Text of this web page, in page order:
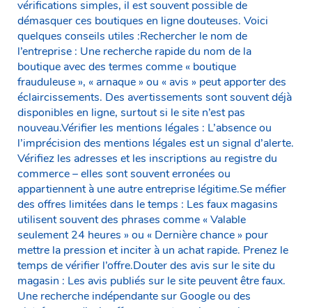
vérifications simples, il est souvent possible de
démasquer ces boutiques en ligne douteuses. Voici
quelques conseils utiles :Rechercher le nom de
l’entreprise : Une recherche rapide du nom de la
boutique avec des termes comme « boutique
frauduleuse », « arnaque » ou « avis » peut apporter des
éclaircissements. Des avertissements sont souvent déjà
disponibles en ligne, surtout si le site n’est pas
nouveau.Vérifier les mentions légales : L’absence ou
l’imprécision des mentions légales est un signal d’alerte.
Vérifiez les adresses et les inscriptions au registre du
commerce – elles sont souvent erronées ou
appartiennent à une autre entreprise légitime.Se méfier
des offres limitées dans le temps : Les faux magasins
utilisent souvent des phrases comme « Valable
seulement 24 heures » ou « Dernière chance » pour
mettre la pression et inciter à un achat rapide. Prenez le
temps de vérifier l’offre.Douter des avis sur le site du
magasin : Les avis publiés sur le site peuvent être faux.
Une recherche indépendante sur Google ou des